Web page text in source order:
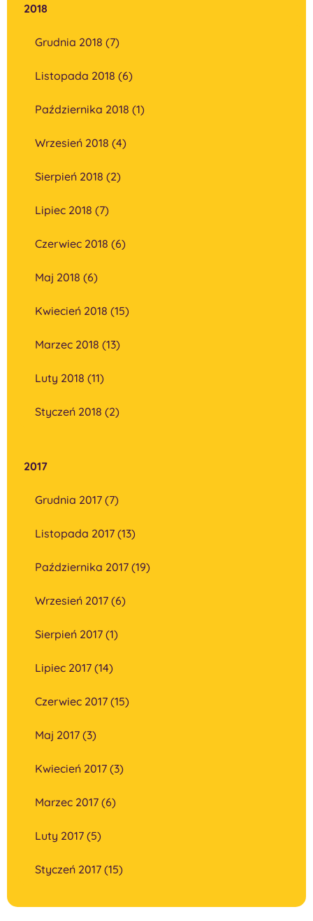
2018
Grudnia 2018 (7)
Listopada 2018 (6)
Października 2018 (1)
Wrzesień 2018 (4)
Sierpień 2018 (2)
Lipiec 2018 (7)
Czerwiec 2018 (6)
Maj 2018 (6)
Kwiecień 2018 (15)
Marzec 2018 (13)
Luty 2018 (11)
Styczeń 2018 (2)
2017
Grudnia 2017 (7)
Listopada 2017 (13)
Października 2017 (19)
Wrzesień 2017 (6)
Sierpień 2017 (1)
Lipiec 2017 (14)
Czerwiec 2017 (15)
Maj 2017 (3)
Kwiecień 2017 (3)
Marzec 2017 (6)
Luty 2017 (5)
Styczeń 2017 (15)